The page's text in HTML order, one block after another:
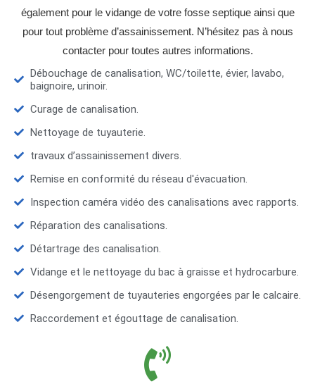
également pour le vidange de votre fosse septique ainsi que
pour tout problème d’assainissement. N’hésitez pas à nous
contacter pour toutes autres informations.
Débouchage de canalisation, WC/toilette, évier, lavabo,
baignoire, urinoir.
Curage de canalisation.
Nettoyage de tuyauterie.
travaux d’assainissement divers.
Remise en conformité du réseau d'évacuation.
Inspection caméra vidéo des canalisations avec rapports.
Réparation des canalisations.
Détartrage des canalisation.
Vidange et le nettoyage du bac à graisse et hydrocarbure.
Désengorgement de tuyauteries engorgées par le calcaire.
Raccordement et égouttage de canalisation.